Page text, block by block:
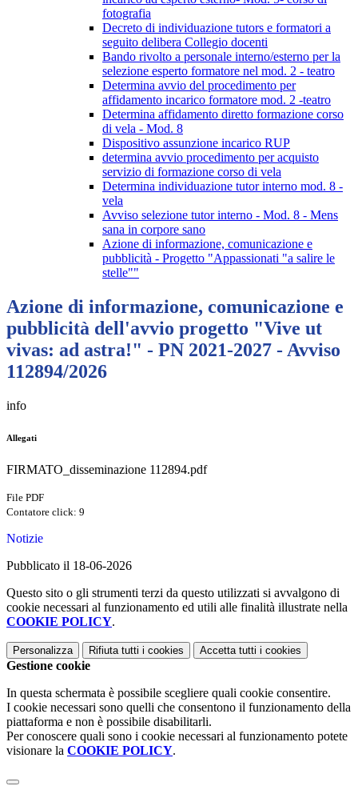
fotografia
Decreto di individuazione tutors e formatori a
seguito delibera Collegio docenti
Bando rivolto a personale interno/esterno per la
selezione esperto formatore nel mod. 2 - teatro
Determina avvio del procedimento per
affidamento incarico formatore mod. 2 -teatro
Determina affidamento diretto formazione corso
di vela - Mod. 8
Dispositivo assunzione incarico RUP
determina avvio procedimento per acquisto
servizio di formazione corso di vela
Determina individuazione tutor interno mod. 8 -
vela
Avviso selezione tutor interno - Mod. 8 - Mens
sana in corpore sano
Azione di informazione, comunicazione e
pubblicità - Progetto "Appassionati "a salire le
stelle""
Azione di informazione, comunicazione e
pubblicità dell'avvio progetto "Vive ut
vivas: ad astra!" - PN 2021-2027 - Avviso
112894/2026
info
Allegati
FIRMATO_disseminazione 112894.pdf
File PDF
Contatore click: 9
Notizie
Pubblicato il 18-06-2026
Questo sito o gli strumenti terzi da questo utilizzati si avvalgono di
cookie necessari al funzionamento ed utili alle finalità illustrate nella
COOKIE POLICY.
Personalizza Rifiuta tutti i cookies Accetta tutti i cookies
Gestione cookie
In questa schermata è possibile scegliere quali cookie consentire.
I cookie necessari sono quelli che consentono il funzionamento della
piattaforma e non è possibile disabilitarli.
Per conoscere quali sono i cookie necessari al funzionamento potete
visionare la COOKIE POLICY.